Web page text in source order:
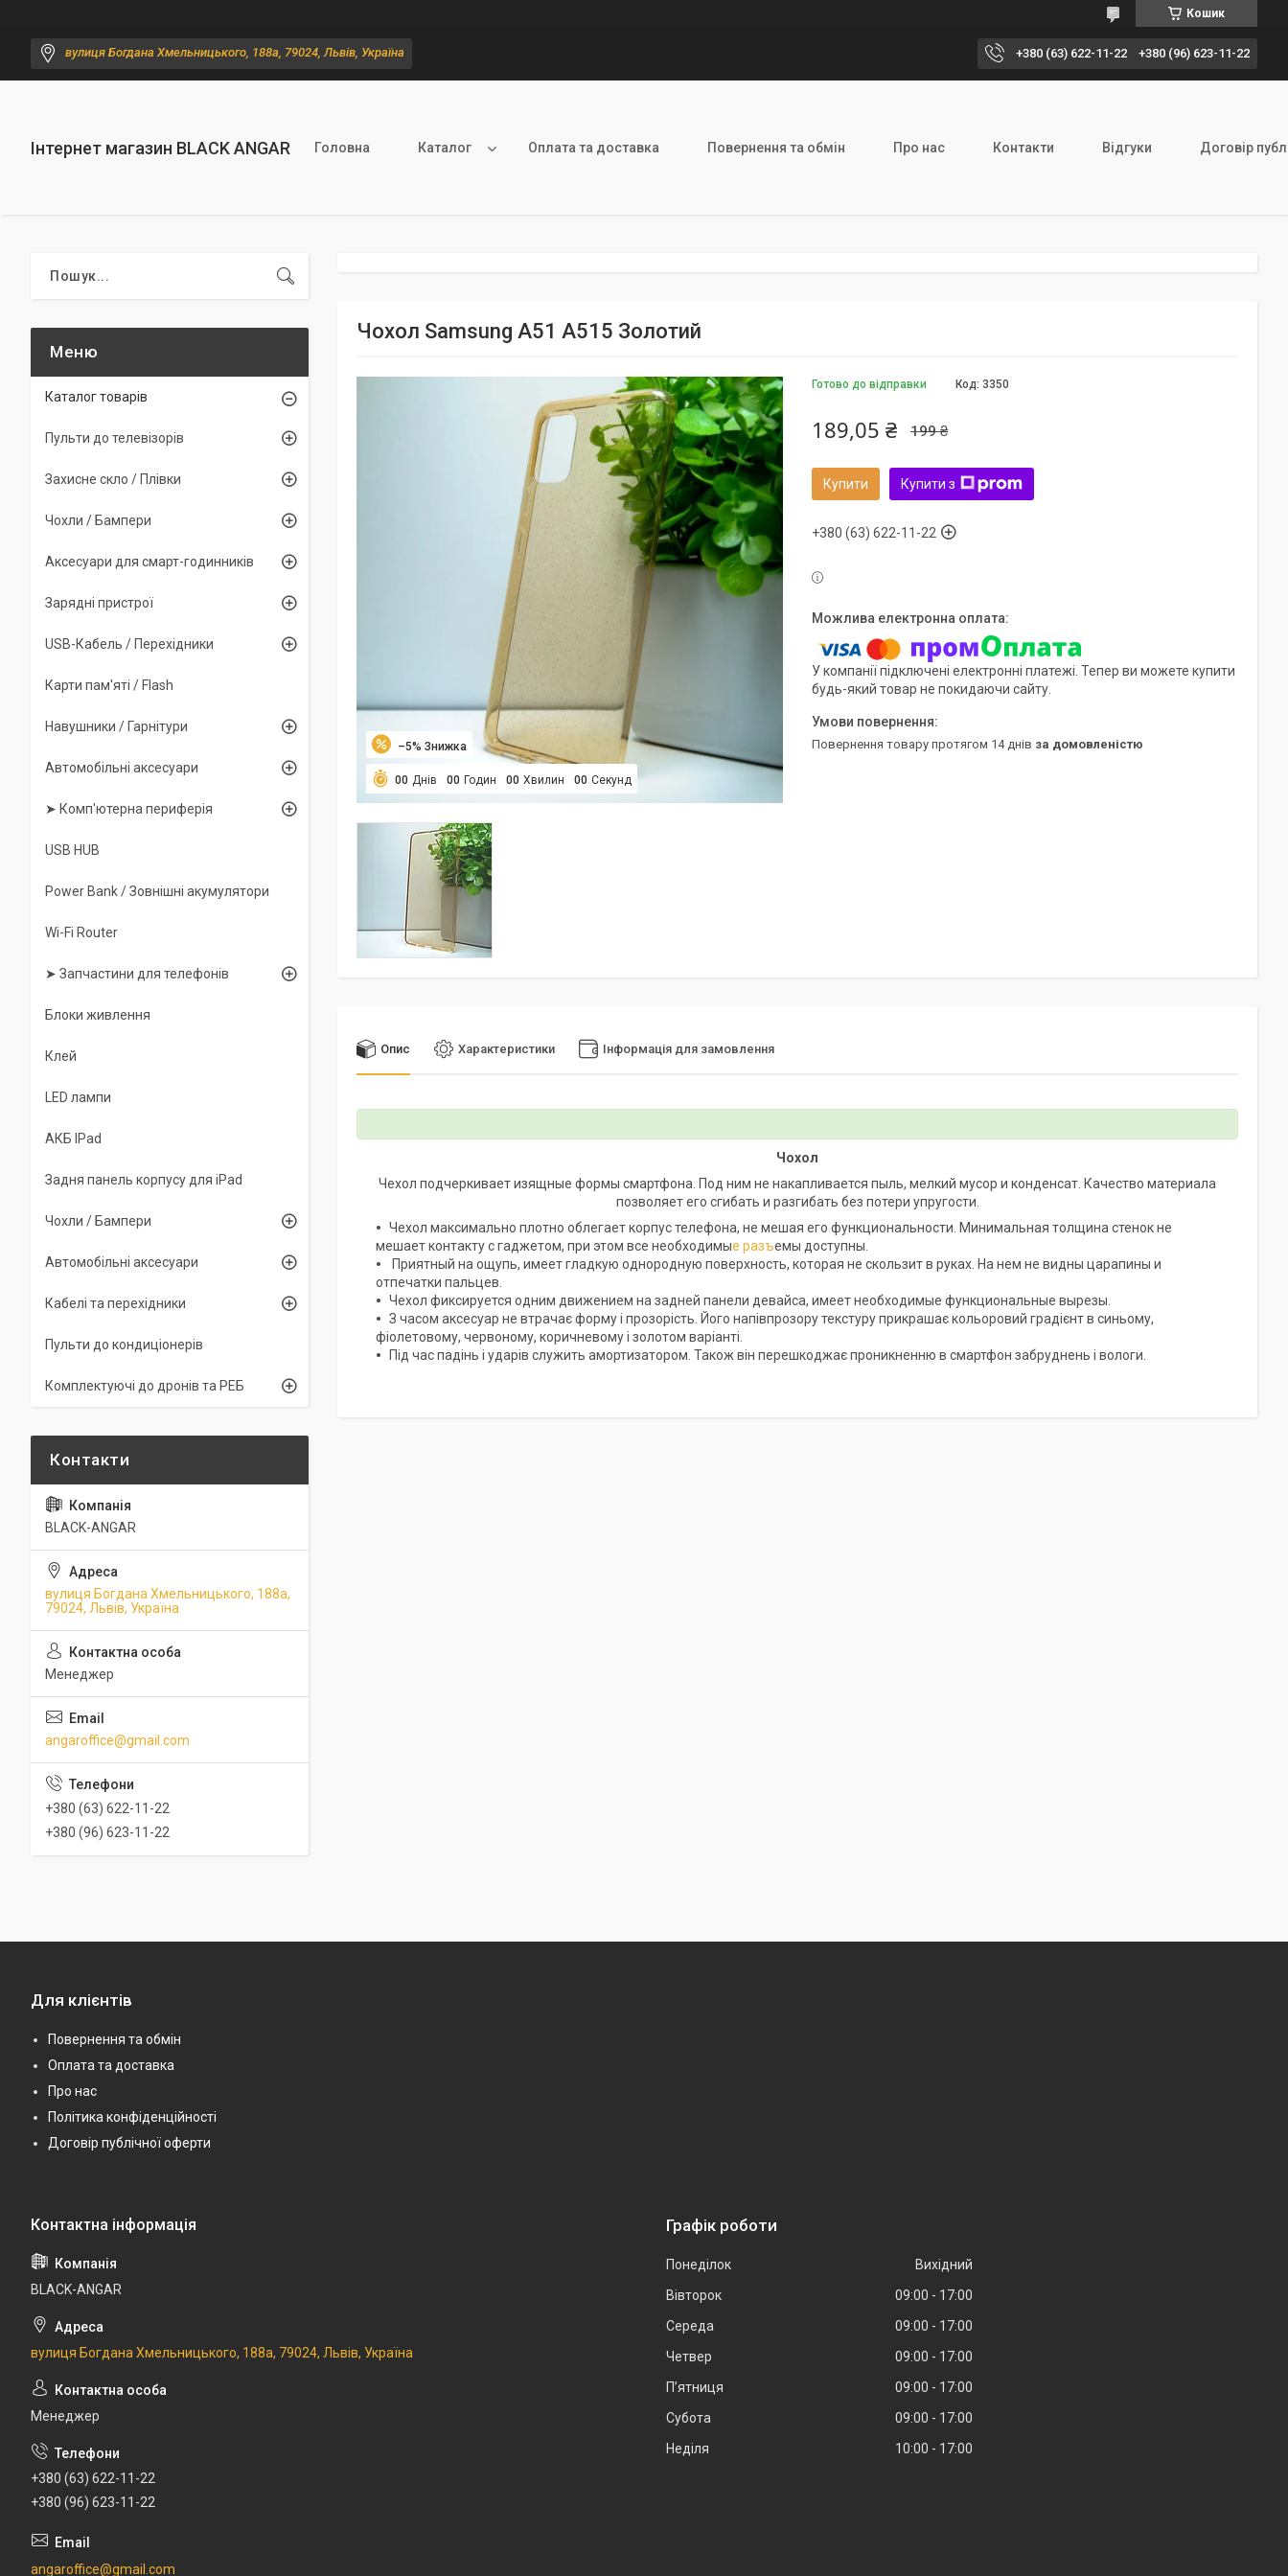
Кошик
вулиця Богдана Хмельницького, 188а, 79024, Львів, Україна +380 (63) 622-11-22 +380 (96) 623-11-22
Інтернет магазин BLACK ANGAR Головна Каталог Оплата та доставка Повернення та обмін Про нас Контакти Відгуки Договір
Чохол Samsung A51 A515 Золотий
–5%
00 Днів 00 Годин 00 Хвилин 00 Секунд
Готово до відправки Код: 3350
199 ₴
189,05 ₴
Купити Купити з
+380 (63) 622-11-22
У компанії підключені електронні платежі. Тепер ви можете купити
будь-який товар не покидаючи сайту.
повернення товару протягом 14 днів за домовленістю
Опис Характеристики Інформація для замовлення
Чохол
Чехол подчеркивает изящные формы смартфона. Под ним не накапливается пыль, мелкий мусор и конденсат. Качество материала
позволяет его сгибать и разгибать без потери упругости.
Чехол максимально плотно облегает корпус телефона, не мешая его функциональности. Минимальная толщина стенок не
мешает контакту с гаджетом, при этом все необходимые разъемы доступны.
Приятный на ощупь, имеет гладкую однородную поверхность, которая не скользит в руках. На нем не видны царапины и
отпечатки пальцев.
Чехол фиксируется одним движением на задней панели девайса, имеет необходимые функциональные вырезы.
З часом аксесуар не втрачає форму і прозорість. Його напівпрозору текстуру прикрашає кольоровий градієнт в синьому,
фіолетовому, червоному, коричневому і золотом варіанті.
Під час падінь і ударів служить амортизатором. Також він перешкоджає проникненню в смартфон забруднень і вологи.
Каталог товарів
Пульти до телевізорів
Захисне скло / Плівки
Чохли / Бампери
Аксесуари для смарт-годинників
Зарядні пристрої
USB-Кабель / Перехідники
Карти пам'яті / Flash
Навушники / Гарнітури
Автомобільні аксесуари
➤ Комп'ютерна периферія
USB HUB
Power Bank / Зовнішні акумулятори
Wi-Fi Router
➤ Запчастини для телефонів
Блоки живлення
Клей
LED лампи
АКБ IPad
Задня панель корпусу для iPad
Чохли / Бампери
Автомобільні аксесуари
Кабелі та перехідники
Пульти до кондиціонерів
Комплектуючі до дронів та РЕБ
BLACK-ANGAR
вулиця Богдана Хмельницького, 188а,
79024, Львів, Україна
Менеджер
angaroffice@gmail.com
+380 (63) 622-11-22
+380 (96) 623-11-22
Для клієнтів
Повернення та обмін
Оплата та доставка
Про нас
Політика конфіденційності
Договір публічної оферти
BLACK-ANGAR
вулиця Богдана Хмельницького, 188а, 79024, Львів, Україна
Менеджер
+380 (63) 622-11-22
+380 (96) 623-11-22
angaroffice@gmail.com
Графік роботи
Понеділок
Вихідний
Вівторок
09:00
17:00
Середа
09:00
17:00
Четвер
09:00
17:00
Пʼятниця
09:00
17:00
Субота
09:00
17:00
Неділя
10:00 17:00